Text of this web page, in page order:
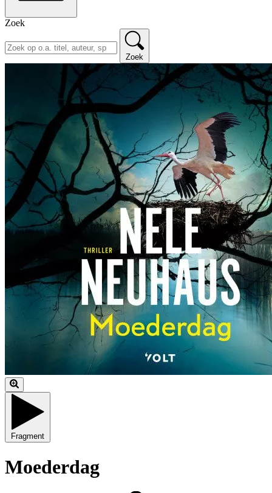
Zoek
Zoek
Fragment
Moederdag